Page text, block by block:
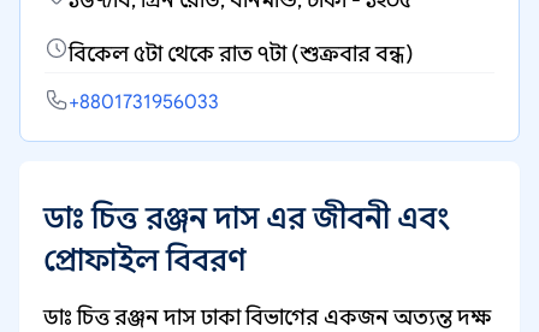
বিকেল ৫টা থেকে রাত ৭টা (শুক্রবার বন্ধ)
+8801731956033
ডাঃ চিত্ত রঞ্জন দাস এর জীবনী এবং
প্রোফাইল বিবরণ
ডাঃ চিত্ত রঞ্জন দাস ঢাকা বিভাগের একজন অত্যন্ত দক্ষ